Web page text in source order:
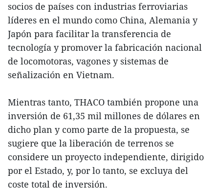
socios de países con industrias ferroviarias
líderes en el mundo como China, Alemania y
Japón para facilitar la transferencia de
tecnología y promover la fabricación nacional
de locomotoras, vagones y sistemas de
señalización en Vietnam.
Mientras tanto, THACO también propone una
inversión de 61,35 mil millones de dólares en
dicho plan y como parte de la propuesta, se
sugiere que la liberación de terrenos se
considere un proyecto independiente, dirigido
por el Estado, y, por lo tanto, se excluya del
coste total de inversión.